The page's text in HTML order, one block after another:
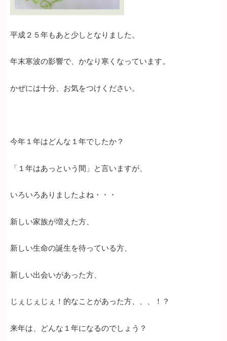
平成２５年もあと少しとなりました。
年末寒波の影響で、かなり寒くなっています。
かぜには十分、お気をつけください。
今年１年はどんな１年でしたか？
「１年はあっという間」と言いますが、
いろいろありましたよね・・・
新しい家族が増えた方、
新しい生命の誕生を待っている方、
新しい出会いがあった方、
じぇじぇじぇ！的なことがあった方、、、！？
来年は、どんな１年になるのでしょう？